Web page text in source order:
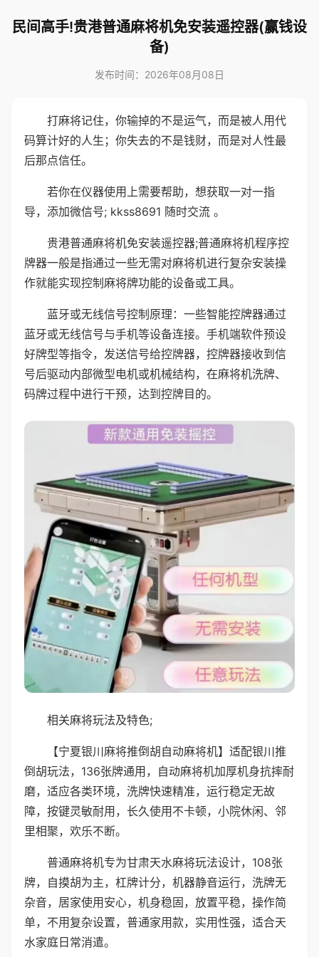
民间高手!贵港普通麻将机免安装遥控器(赢钱设
备)
发布时间：2026年08月08日
打麻将记住，你输掉的不是运气，而是被人用代
码算计好的人生；你失去的不是钱财，而是对人性最
后那点信任。
若你在仪器使用上需要帮助，想获取一对一指
导，添加微信号; kkss8691 随时交流 。
贵港普通麻将机免安装遥控器;普通麻将机程序控
牌器一般是指通过一些无需对麻将机进行复杂安装操
作就能实现控制麻将牌功能的设备或工具。
蓝牙或无线信号控制原理：一些智能控牌器通过
蓝牙或无线信号与手机等设备连接。手机端软件预设
好牌型等指令，发送信号给控牌器，控牌器接收到信
号后驱动内部微型电机或机械结构，在麻将机洗牌、
码牌过程中进行干预，达到控牌目的。
相关麻将玩法及特色;
【宁夏银川麻将推倒胡自动麻将机】适配银川推
倒胡玩法，136张牌通用，自动麻将机加厚机身抗摔耐
磨，适应各类环境，洗牌快速精准，运行稳定无故
障，按键灵敏耐用，长久使用不卡顿，小院休闲、邻
里相聚，欢乐不断。
普通麻将机专为甘肃天水麻将玩法设计，108张
牌，自摸胡为主，杠牌计分，机器静音运行，洗牌无
杂音，居家使用安心，机身稳固，放置平稳，操作简
单，不用复杂设置，普通家用款，实用性强，适合天
水家庭日常消遣。